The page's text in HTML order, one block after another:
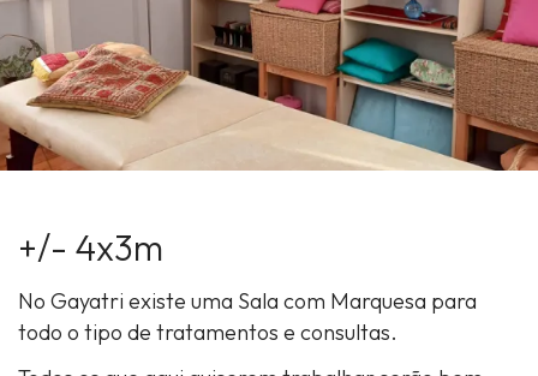
+/- 4x3m
No Gayatri existe uma Sala com Marquesa para
todo o tipo de tratamentos e consultas.